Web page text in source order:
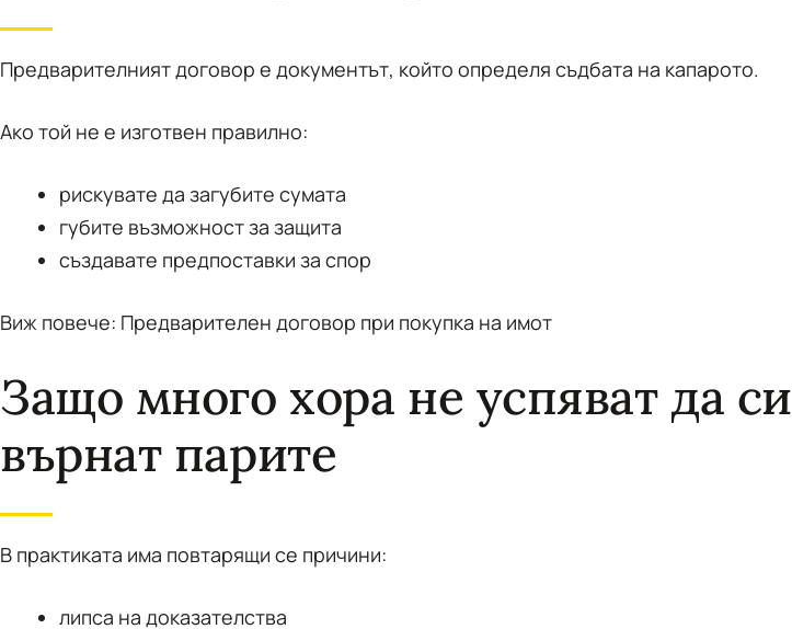
Предварителният договор е документът, който определя съдбата на капарото.
Ако той не е изготвен правилно:
рискувате да загубите сумата
губите възможност за защита
създавате предпоставки за спор
Виж повече: Предварителен договор при покупка на имот
Защо много хора не успяват да си
върнат парите
В практиката има повтарящи се причини:
липса на доказателства